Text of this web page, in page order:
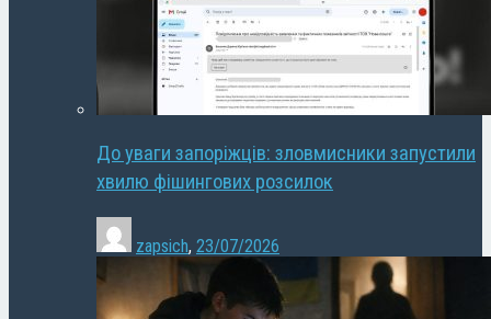
До уваги запоріжців: зловмисники запустили
хвилю фішингових розсилок
zapsich, 23/07/2026